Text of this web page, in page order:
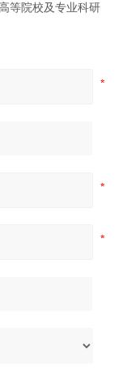
等院校及专业科研